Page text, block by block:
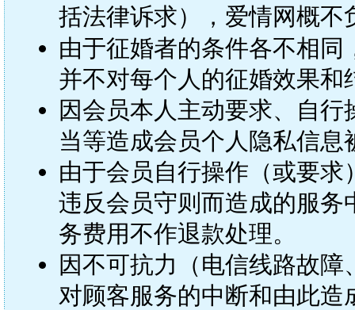
括法律诉求），爱情网概不
由于征婚者的条件各不相
并不对每个人的征婚效果
因会员本人主动要求、自
当等造成会员个人隐私信
由于会员自行操作（或要
违反会员守则而造成的服
务费用不作退款处理。
因不可抗力（电信线路故
对顾客服务的中断和由此